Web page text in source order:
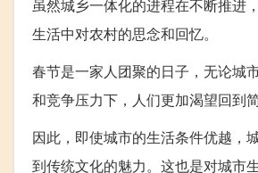
虽然城乡一体化的进程在不断推进
生活中对农村的思念和回忆。
春节是一家人团聚的日子，无论城
和竞争压力下，人们更加渴望回到
因此，即使城市的生活条件优越，
到传统文化的魅力。这也是对城市